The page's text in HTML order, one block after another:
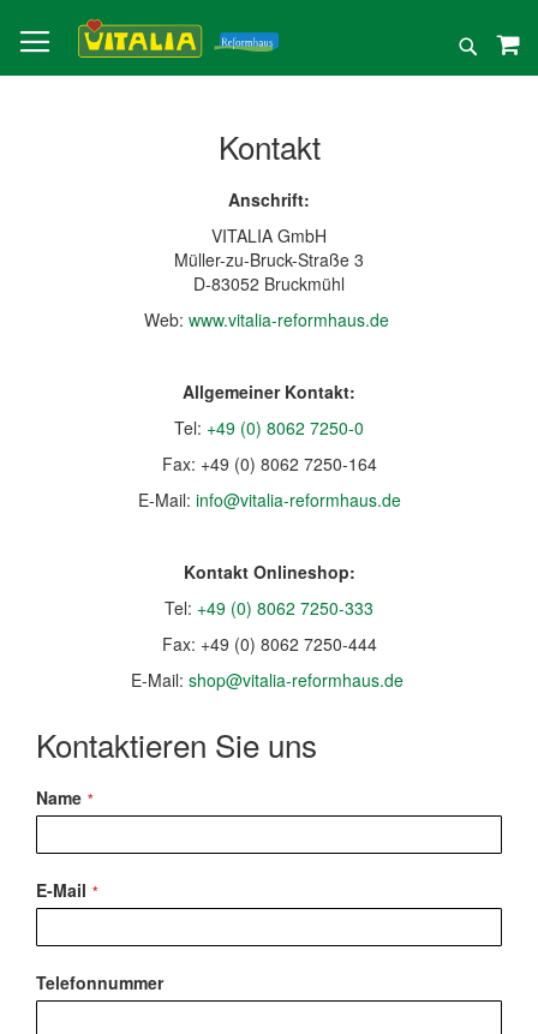
zum
Inhalt
Suche
Kontakt
Anschrift:
VITALIA GmbH
Müller-zu-Bruck-Straße 3
D-83052 Bruckmühl
Web: www.vitalia-reformhaus.de
Allgemeiner Kontakt:
Tel: +49 (0) 8062 7250-0
Fax: +49 (0) 8062 7250-164
E-Mail: info@vitalia-reformhaus.de
Kontakt Onlineshop:
Tel: +49 (0) 8062 7250-333
Fax: +49 (0) 8062 7250-444
E-Mail: shop@vitalia-reformhaus.de
Kontaktieren Sie uns
Name
E-Mail
Telefonnummer